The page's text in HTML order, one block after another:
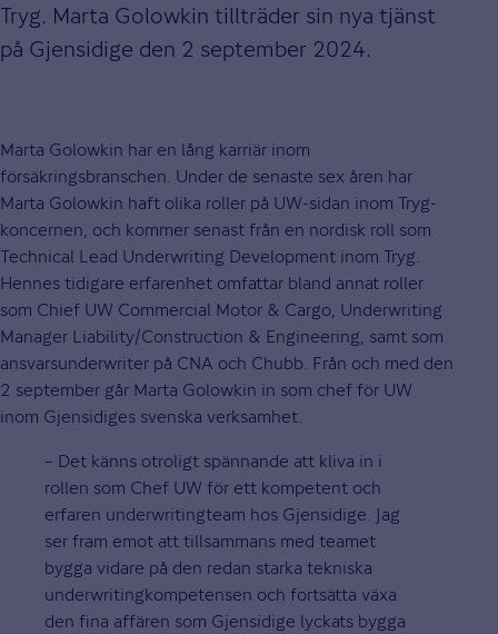
Tryg. Marta Golowkin tillträder sin nya tjänst
på Gjensidige den 2 september 2024.
Marta Golowkin har en lång karriär inom
försäkringsbranschen. Under de senaste sex åren har
Marta Golowkin haft olika roller på UW-sidan inom Tryg-
koncernen, och kommer senast från en nordisk roll som
Technical Lead Underwriting Development inom Tryg.
Hennes tidigare erfarenhet omfattar bland annat roller
som Chief UW Commercial Motor & Cargo, Underwriting
Manager Liability/Construction & Engineering, samt som
ansvarsunderwriter på CNA och Chubb. Från och med den
2 september går Marta Golowkin in som chef för UW
inom Gjensidiges svenska verksamhet.
– Det känns otroligt spännande att kliva in i
rollen som Chef UW för ett kompetent och
erfaren underwritingteam hos Gjensidige. Jag
ser fram emot att tillsammans med teamet
bygga vidare på den redan starka tekniska
underwritingkompetensen och fortsätta växa
den fina affären som Gjensidige lyckats bygga